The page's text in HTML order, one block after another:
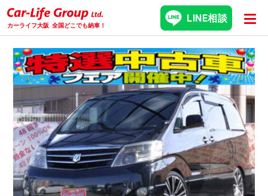
カーライフ大阪 全国どこでも納車！
LINE相談